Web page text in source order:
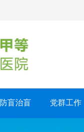
防盲治盲 党群工作